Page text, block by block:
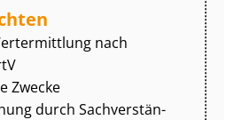
nach
Zwecke
durch Sach­ver­stän­